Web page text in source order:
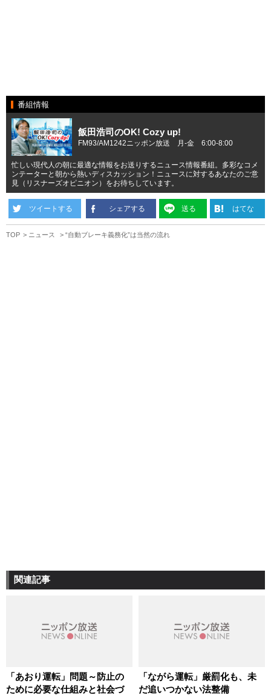
番組情報
飯田浩司のOK! Cozy up!
FM93/AM1242ニッポン放送 月-金 6:00-8:00
忙しい現代人の朝に最適な情報をお送りするニュース情報番組。多彩なコメ
ンテーターと朝から熱いディスカッション！ニュースに対するあなたのご意
見（リスナーズオピニオン）をお待ちしています。
ツイートする シェアする 送る はてな
TOP ニュース “自動ブレーキ義務化”は当然の流れ
関連記事
「あおり運転」問題～防止の
ために必要な仕組みと社会づ
「ながら運転」厳罰化も、未
だ追いつかない法整備